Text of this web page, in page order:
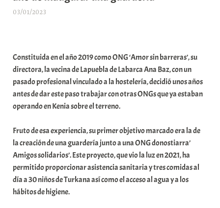
03/01/2023
a
r
E
r
r
o
x
a
K
o
m
Constituida en el año 2019 como ONG ‘Amor sin barreras’, su
directora, la vecina de Lapuebla de Labarca Ana Baz, con un
pasado profesional vinculado a la hostelería, decidió unos años
antes de dar este paso trabajar con otras ONGs que ya estaban
operando en Kenia sobre el terreno.
Fruto de esa experiencia, su primer objetivo marcado era la de
la creación de una guardería junto a una ONG donostiarra’
Amigos solidarios’. Este proyecto, que vio la luz en 2021, ha
permitido proporcionar asistencia sanitaria y tres comidas al
día a 30 niños de Turkana así como el acceso al agua y a los
hábitos de higiene.